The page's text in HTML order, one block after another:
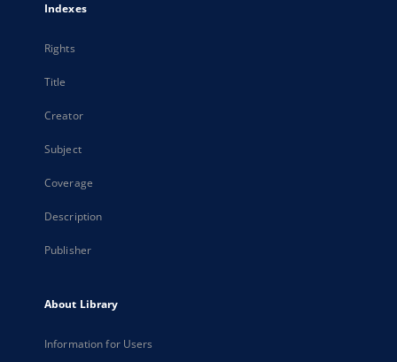
Indexes
Rights
Title
Creator
Subject
Coverage
Description
Publisher
About Library
Information for Users